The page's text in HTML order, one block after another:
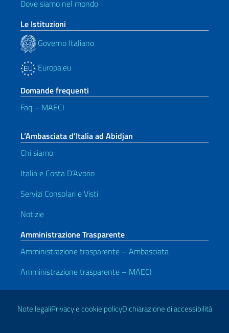
Dove siamo nel mondo
Le Istituzioni
Governo Italiano
Europa.eu
Domande frequenti
Faq – MAECI
L’Ambasciata d’Italia ad Abidjan
Chi siamo
Italia e Costa D’Avorio
Servizi Consolari e Visti
Notizie
Amministrazione Trasparente
Amministrazione trasparente – Ambasciata
Amministrazione trasparente – MAECI
Link Utili
Note legaliPrivacy e cookie policyDichiarazione di accessibilità